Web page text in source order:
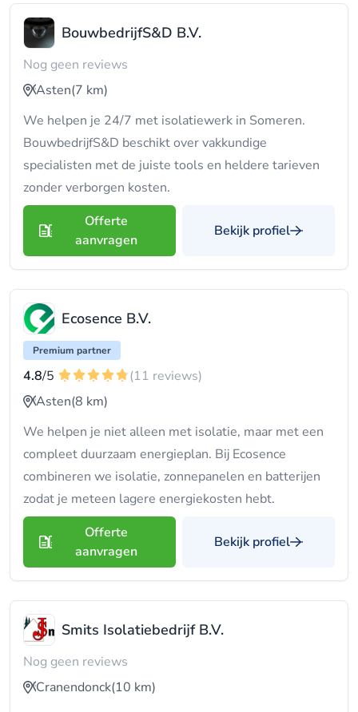
BouwbedrijfS&D B.V.
Nog geen reviews
Asten(7 km)
We helpen je 24/7 met isolatiewerk in Someren.
BouwbedrijfS&D beschikt over vakkundige
specialisten met de juiste tools en heldere tarieven
zonder verborgen kosten.
Offerte
aanvragen
Bekijk profiel
Ecosence B.V.
Premium partner
4.8/5
(11 reviews)
Asten(8 km)
We helpen je niet alleen met isolatie, maar met een
compleet duurzaam energieplan. Bij Ecosence
combineren we isolatie, zonnepanelen en batterijen
zodat je meteen lagere energiekosten hebt.
Offerte
aanvragen
Bekijk profiel
Smits Isolatiebedrijf B.V.
Nog geen reviews
Cranendonck(10 km)